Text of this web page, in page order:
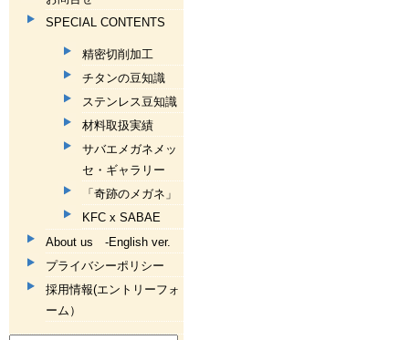
SPECIAL CONTENTS
精密切削加工
チタンの豆知識
ステンレス豆知識
材料取扱実績
サバエメガネメッ
セ・ギャラリー
「奇跡のメガネ」
KFC x SABAE
About us -English ver.
プライバシーポリシー
採用情報(エントリーフォ
ーム）